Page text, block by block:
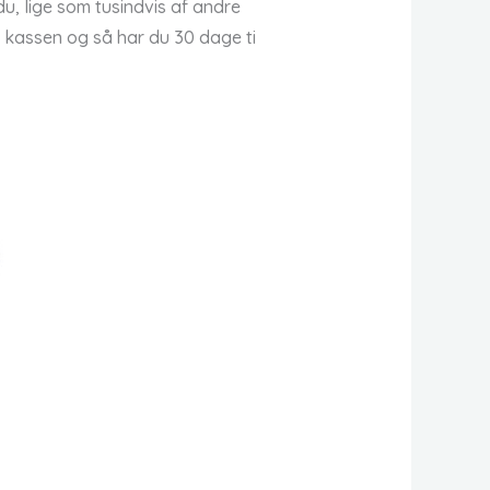
lige som tusindvis af andre
og så har du 30 dage ti